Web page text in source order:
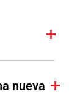
nueva